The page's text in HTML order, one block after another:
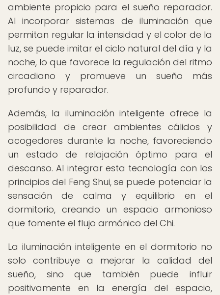
ambiente propicio para el sueño reparador.
Al incorporar sistemas de iluminación que
permitan regular la intensidad y el color de la
luz, se puede imitar el ciclo natural del día y la
noche, lo que favorece la regulación del ritmo
circadiano y promueve un sueño más
profundo y reparador.
Además, la iluminación inteligente ofrece la
posibilidad de crear ambientes cálidos y
acogedores durante la noche, favoreciendo
un estado de relajación óptimo para el
descanso. Al integrar esta tecnología con los
principios del Feng Shui, se puede potenciar la
sensación de calma y equilibrio en el
dormitorio, creando un espacio armonioso
que fomente el flujo armónico del Chi.
La iluminación inteligente en el dormitorio no
solo contribuye a mejorar la calidad del
sueño, sino que también puede influir
positivamente en la energía del espacio,